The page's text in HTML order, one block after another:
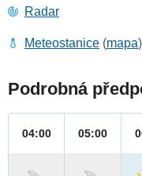
Radar
Meteostanice (mapa)
Podrobná
04:00 05:00